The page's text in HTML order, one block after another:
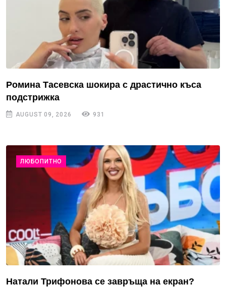
Ромина Тасевска шокира с драстично къса
подстрижка
AUGUST 09, 2026 931
ЛЮБОПИТНО
Натали Трифонова се завръща на екран?